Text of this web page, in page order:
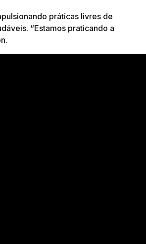
práticas livres de
“Estamos praticando a